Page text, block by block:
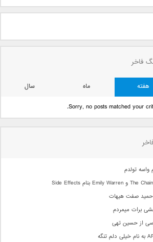
فاخر
هفته ماه
سال
Sorry, no posts matched your
واسه تولدم
حمید صفت هیهات
برات میمردم
از حسین تهی